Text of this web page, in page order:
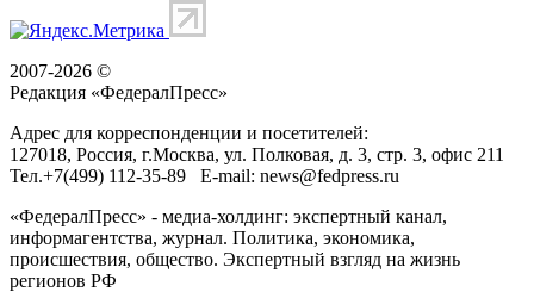
2007-2026 ©
Редакция «ФедералПресс»
Адрес для корреспонденции и посетителей:
127018, Россия, г.Москва, ул. Полковая, д. 3, стр. 3, офис 211
Тел.+7(499) 112-35-89 E-mail: news@fedpress.ru
«ФедералПресс» - медиа-холдинг: экспертный канал,
информагентства, журнал. Политика, экономика,
происшествия, общество. Экспертный взгляд на жизнь
регионов РФ